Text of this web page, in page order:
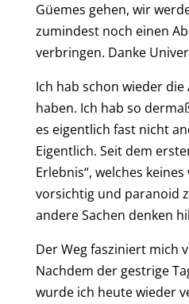
Güemes gehen, wir
zumindest noch einen
verbringen. Danke
Ich hab schon wieder
haben. Ich hab so
es eigentlich fast nicht
Eigentlich. Seit dem
Erlebnis“, welches
vorsichtig und paranoid
andere Sachen denken
Der Weg fasziniert mich
Nachdem der gestrige
wurde ich heute wieder